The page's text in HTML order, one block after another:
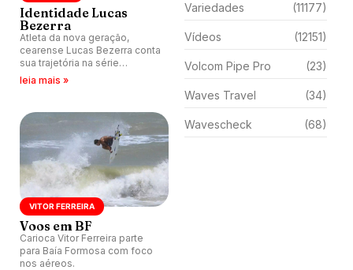
Identidade Lucas
Bezerra
Atleta da nova geração,
cearense Lucas Bezerra conta
sua trajetória na série
Identidade, produzida pela
leia mais »
VITOR FERREIRA
Voos em BF
Carioca Vitor Ferreira parte
para Baía Formosa com foco
nos aéreos.
Variedades (11177)
Vídeos (12151)
Volcom Pipe Pro (23)
Waves Travel (34)
Wavescheck (68)